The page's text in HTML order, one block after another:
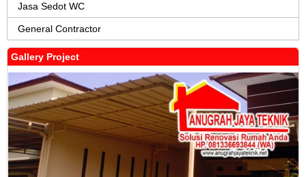
Jasa Sedot WC
General Contractor
Gallery Project